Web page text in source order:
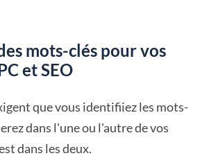
mots-clés pour vos
et SEO
que vous identifiiez les mots-
dans l'une ou l'autre de vos
dans les deux.